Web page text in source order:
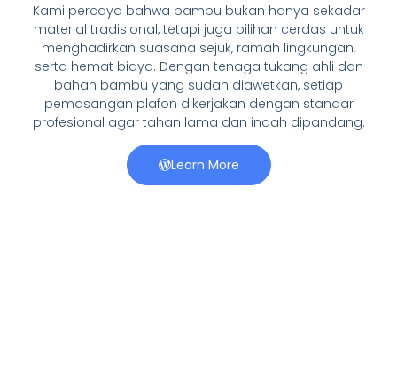
Kami percaya bahwa bambu bukan hanya sekadar
material tradisional, tetapi juga pilihan cerdas untuk
menghadirkan suasana sejuk, ramah lingkungan,
serta hemat biaya. Dengan tenaga tukang ahli dan
bahan bambu yang sudah diawetkan, setiap
pemasangan plafon dikerjakan dengan standar
profesional agar tahan lama dan indah dipandang.
Learn More